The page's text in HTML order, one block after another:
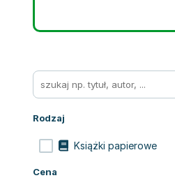
Rodzaj
Książki papierowe
Cena